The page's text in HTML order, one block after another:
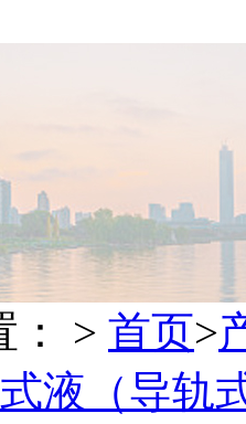
： > 首页>
液（导轨